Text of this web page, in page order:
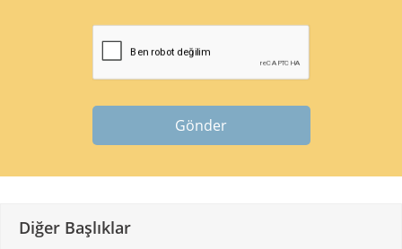
Gönder
Diğer Başlıklar